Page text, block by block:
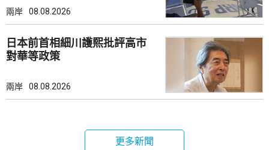
兩岸 08.08.2026
日本前首相細川護熙批評高市
對華等政策
兩岸 08.08.2026
更多新聞